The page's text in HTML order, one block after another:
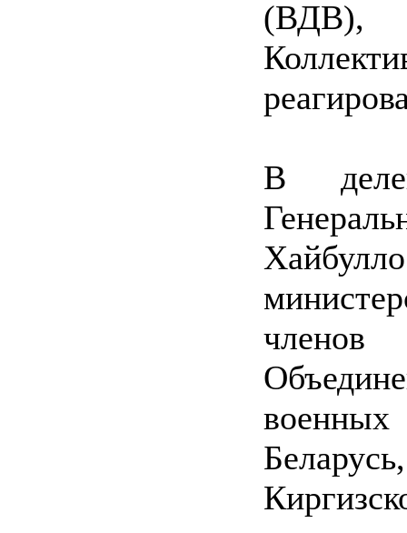
(ВДВ),
В
военных